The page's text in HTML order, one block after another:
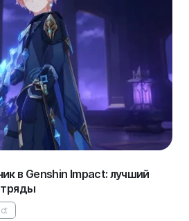
в Genshin Impact: лучший